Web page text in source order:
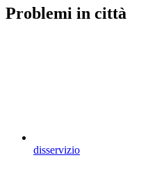
Problemi in città
disservizio